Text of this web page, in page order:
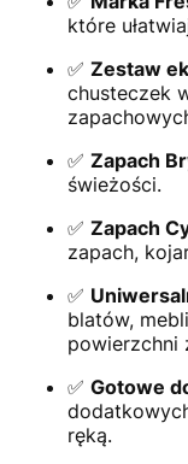
które
✅ Zestaw
chusteczek
✅ Zapach
świeżości.
✅ Zapach
zapach,
✅
blatów,
powierzchni
✅ Gotowe
ręką.